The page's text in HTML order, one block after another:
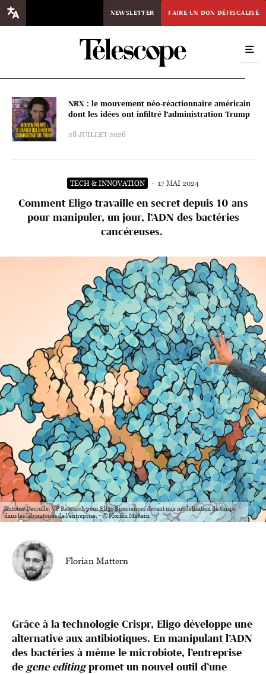
NEWSLETTER FAIRE UN DON DÉFISCALISÉ
NRX : le mouvement néo-réactionnaire américain
dont les idées ont infiltré l’administration Trump
28 JUILLET 2026
TECH & INNOVATION · 17 MAI 2024
Comment Eligo travaille en secret depuis 10 ans
pour manipuler, un jour, l’ADN des bactéries
cancéreuses.
Antoine Decrulle, VP Research pour Eligo Biosciences devant une modélisation de Crispr
dans les laboratoires de l'entreprise. - © Florian Mattern
Florian Mattern
Grâce à la technologie Crispr, Eligo développe une
alternative aux antibiotiques. En manipulant l’ADN
des bactéries à même le microbiote, l’entreprise
de gene editingpromet un nouvel outil d’une